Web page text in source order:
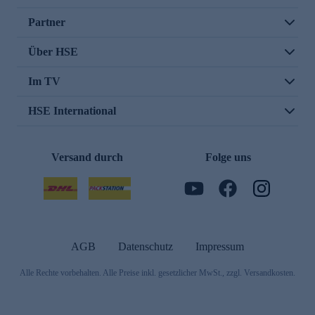
Partner
Über HSE
Im TV
HSE International
Versand durch Folge uns
AGB Datenschutz Impressum
Alle Rechte vorbehalten. Alle Preise inkl. gesetzlicher MwSt., zzgl. Versandkosten.